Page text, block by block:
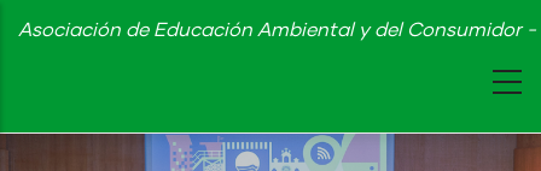
Skip
content
Asociación de Educación Ambiental y del Consumidor